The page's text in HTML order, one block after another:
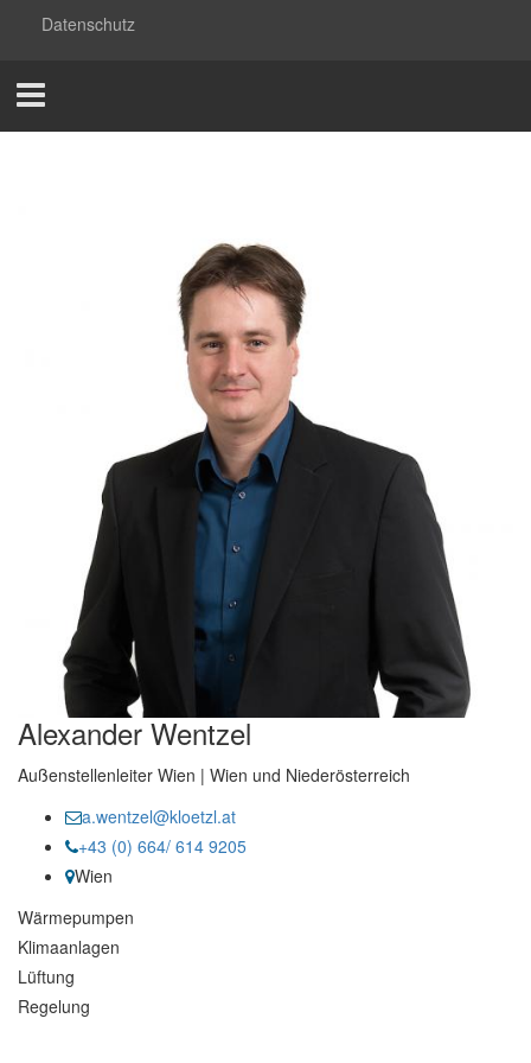
Datenschutz
Alexander Wentzel
Außenstellenleiter Wien | Wien und Niederösterreich
a.wentzel@kloetzl.at
+43 (0) 664/ 614 9205
Wien
Wärmepumpen
Klimaanlagen
Lüftung
Regelung